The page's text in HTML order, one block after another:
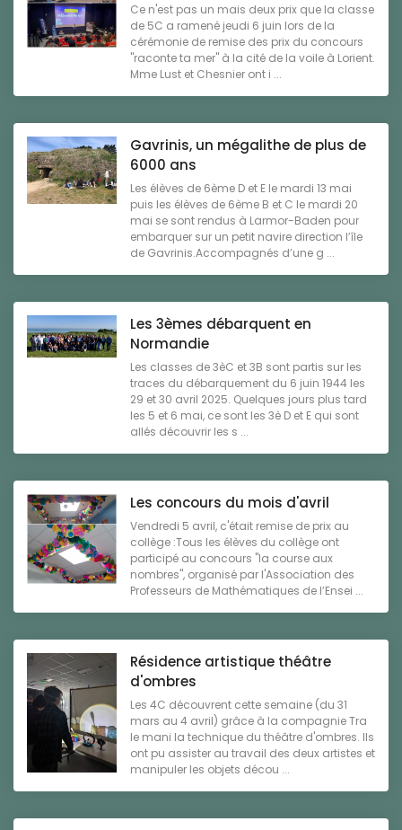
Ce n'est pas un mais deux prix que la classe
de 5C a ramené jeudi 6 juin lors de la
cérémonie de remise des prix du concours
"raconte ta mer" à la cité de la voile à Lorient.
Mme Lust et Chesnier ont i ...
Gavrinis, un mégalithe de plus de
6000 ans
Les élèves de 6ème D et E le mardi 13 mai
puis les élèves de 6ème B et C le mardi 20
mai se sont rendus à Larmor-Baden pour
embarquer sur un petit navire direction l’île
de Gavrinis.Accompagnés d’une g ...
Les 3èmes débarquent en
Normandie
Les classes de 3èC et 3B sont partis sur les
traces du débarquement du 6 juin 1944 les
29 et 30 avril 2025. Quelques jours plus tard
les 5 et 6 mai, ce sont les 3è D et E qui sont
allés découvrir les s ...
Les concours du mois d'avril
Vendredi 5 avril, c'était remise de prix au
collège :Tous les élèves du collège ont
participé au concours "la course aux
nombres", organisé par l'Association des
Professeurs de Mathématiques de l’Ensei ...
Résidence artistique théâtre
d'ombres
Les 4C découvrent cette semaine (du 31
mars au 4 avril) grâce à la compagnie Tra
le mani la technique du théâtre d'ombres. Ils
ont pu assister au travail des deux artistes et
manipuler les objets décou ...